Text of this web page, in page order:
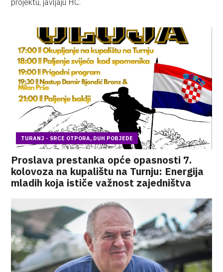
projektu, javljaju HC.
TURANJ - SRCE OTPORA, DUH POBJEDE
Proslava prestanka opće opasnosti 7.
kolovoza na kupalištu na Turnju: Energija
mladih koja ističe važnost zajedništva